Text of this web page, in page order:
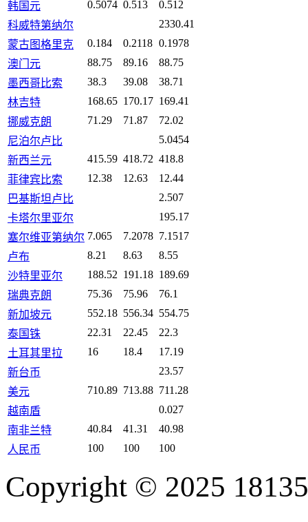
韩国元 0.5074 0.513
0.512
科威特第纳尔
2330.41
蒙古图格里克
0.184 0.2118 0.1978
澳门元
88.75 89.16
88.75
墨西哥比索
38.3 39.08
38.71
林吉特
168.65 170.17 169.41
挪威克朗
71.29 71.87
72.02
尼泊尔卢比
5.0454
新西兰元
415.59 418.72 418.8
菲律宾比索
12.38 12.63
12.44
巴基斯坦卢比
2.507
卡塔尔里亚尔
195.17
塞尔维亚第纳尔 7.065 7.2078 7.1517
卢布
8.21 8.63
8.55
沙特里亚尔
188.52 191.18 189.69
瑞典克朗
75.36 75.96
76.1
新加坡元
552.18 556.34 554.75
泰国铢
22.31 22.45
22.3
土耳其里拉
16 18.4
17.19
新台币
23.57
美元
710.89 713.88 711.28
越南盾
0.027
南非兰特
40.84 41.31
40.98
人民币
100 100 100
Copyright © 2025